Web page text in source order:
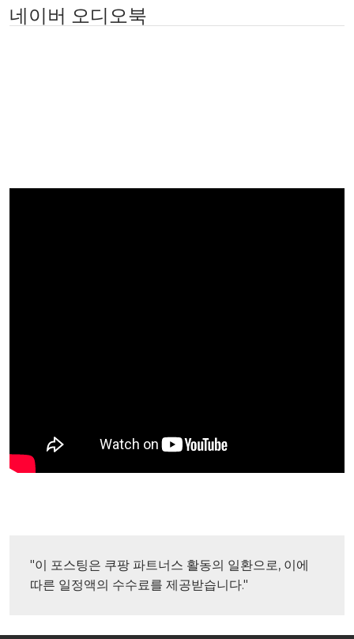
네이버 오디오북
"이 포스팅은 쿠팡 파트너스 활동의 일환으로, 이에
따른 일정액의 수수료를 제공받습니다."